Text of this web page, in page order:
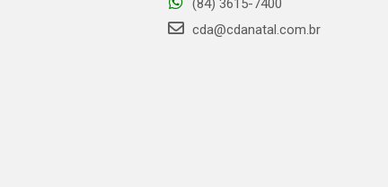
(84) 3615-7400
cda@cdanatal.com.br